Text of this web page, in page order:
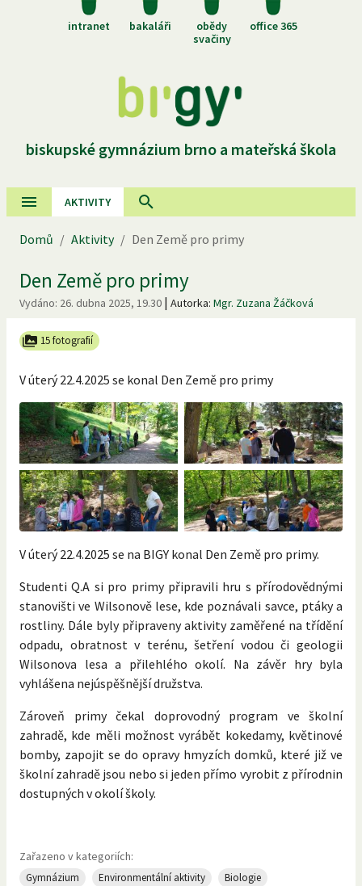
intranet bakaláři
obědy
svačiny
office 365
biskupské gymnázium brno a mateřská škola
AKTIVITY
Domů / Aktivity / Den Země pro primy
Den Země pro primy
Vydáno: 26. dubna 2025, 19.30 | Autorka: Mgr. Zuzana Žáčková
15 fotografií
V úterý 22.4.2025 se konal Den Země pro primy
V úterý 22.4.2025 se na BIGY konal Den Země pro primy.
Studenti Q.A si pro primy připravili hru s přírodovědnými
stanovišti ve Wilsonově lese, kde poznávali savce, ptáky a
rostliny. Dále byly připraveny aktivity zaměřené na třídění
odpadu, obratnost v terénu, šetření vodou či geologii
Wilsonova lesa a přilehlého okolí. Na závěr hry byla
vyhlášena nejúspěšnější družstva.
Zároveň primy čekal doprovodný program ve školní
zahradě, kde měli možnost vyrábět kokedamy, květinové
bomby, zapojit se do opravy hmyzích domků, které již ve
školní zahradě jsou nebo si jeden přímo vyrobit z přírodnin
dostupných v okolí školy.
Zařazeno v kategoriích:
Gymnázium Environmentální aktivity Biologie